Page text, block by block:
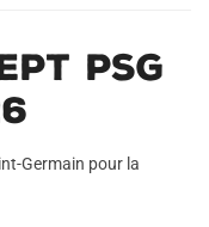
PSG
Germain pour la